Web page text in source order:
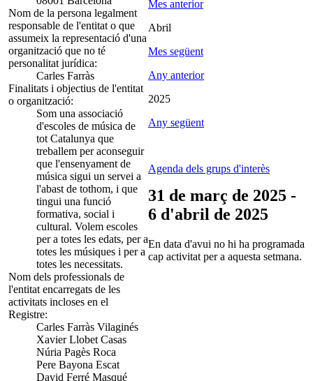
Nom de la persona legalment
responsable de l'entitat o que
assumeix la representació d'una
organització que no té
personalitat jurídica:
Carles Farràs
Finalitats i objectius de l'entitat
o organització:
Som una associació
d'escoles de música de
tot Catalunya que
treballem per aconseguir
que l'ensenyament de
música sigui un servei a
l'abast de tothom, i que
tingui una funció
formativa, social i
cultural. Volem escoles
per a totes les edats, per a
totes les músiques i per a
totes les necessitats.
Nom dels professionals de
l'entitat encarregats de les
activitats incloses en el
Registre:
Carles Farràs Vilaginés
Xavier Llobet Casas
Núria Pagès Roca
Pere Bayona Escat
David Ferré Masqué
Mes anterior
Abril
Mes següent
Any anterior
2025
Any següent
Agenda dels grups d'interès
31 de març de 2025 -
6 d'abril de 2025
En data d'avui no hi ha programada
cap activitat per a aquesta setmana.